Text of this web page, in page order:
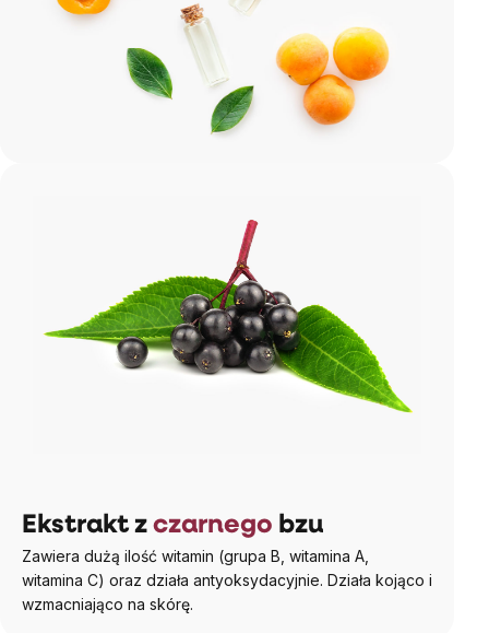
Ekstrakt z czarnego bzu
Zawiera dużą ilość witamin (grupa B, witamina A,
witamina C) oraz działa antyoksydacyjnie. Działa kojąco i
wzmacniająco na skórę.